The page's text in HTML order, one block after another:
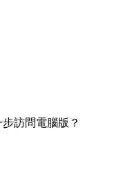
訪問電腦版？